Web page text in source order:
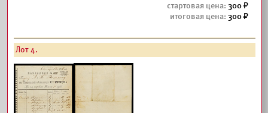
300
300
Лот 4.